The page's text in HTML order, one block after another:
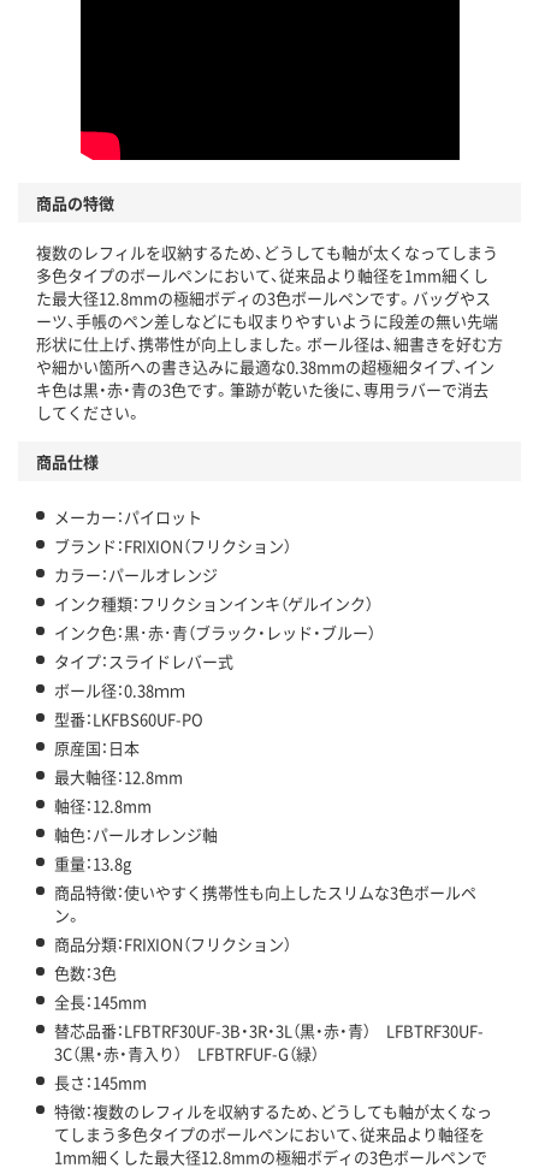
商品の特徴
複数のレフィルを収納するため、どうしても軸が太くなってしまう
多色タイプのボールペンにおいて、従来品より軸径を1mm細くし
た最大径12.8mmの極細ボディの3色ボールペンです。バッグやス
ーツ、手帳のペン差しなどにも収まりやすいように段差の無い先端
形状に仕上げ、携帯性が向上しました。ボール径は、細書きを好む方
や細かい箇所への書き込みに最適な0.38mmの超極細タイプ、イン
キ色は黒・赤・青の3色です。筆跡が乾いた後に、専用ラバーで消去
してください。
商品仕様
メーカー：パイロット
ブランド：FRIXION（フリクション）
カラー：パールオレンジ
インク種類：フリクションインキ（ゲルインク）
インク色：黒･赤･青（ブラック・レッド・ブルー）
タイプ：スライドレバー式
ボール径：0.38ｍｍ
型番：LKFBS60UF-PO
原産国：日本
最大軸径：12.8mm
軸径：12.8mm
軸色：パールオレンジ軸
重量：13.8g
商品特徴：使いやすく携帯性も向上したスリムな3色ボールペ
ン。
商品分類：FRIXION（フリクション）
色数：3色
全長：145mm
替芯品番：LFBTRF30UF-3B・3R・3L（黒・赤・青） LFBTRF30UF-
3C（黒・赤・青入り） LFBTRFUF-G（緑）
長さ：145mm
特徴：複数のレフィルを収納するため、どうしても軸が太くなっ
てしまう多色タイプのボールペンにおいて、従来品より軸径を
1mm細くした最大径12.8mmの極細ボディの3色ボールペンで